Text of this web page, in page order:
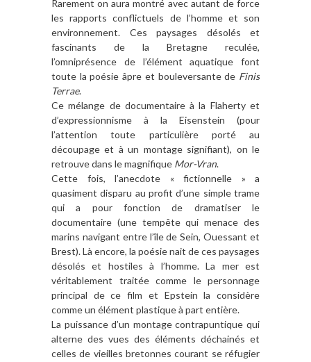
Rarement on aura montré avec autant de force
les rapports conflictuels de l’homme et son
environnement. Ces paysages désolés et
fascinants de la Bretagne reculée,
l’omniprésence de l’élément aquatique font
toute la poésie âpre et bouleversante de Finis
Terrae.
Ce mélange de documentaire à la Flaherty et
d’expressionnisme à la Eisenstein (pour
l’attention toute particulière porté au
découpage et à un montage signifiant), on le
retrouve dans le magnifique Mor-Vran.
Cette fois, l’anecdote « fictionnelle » a
quasiment disparu au profit d’une simple trame
qui a pour fonction de dramatiser le
documentaire (une tempête qui menace des
marins navigant entre l’île de Sein, Ouessant et
Brest). Là encore, la poésie nait de ces paysages
désolés et hostiles à l’homme. La mer est
véritablement traitée comme le personnage
principal de ce film et Epstein la considère
comme un élément plastique à part entière.
La puissance d’un montage contrapuntique qui
alterne des vues des éléments déchainés et
celles de vieilles bretonnes courant se réfugier